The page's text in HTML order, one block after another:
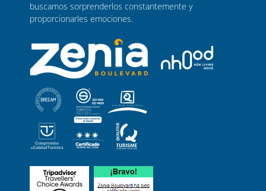
buscamos sorprenderlos constantemente y
proporcionarles emociones.